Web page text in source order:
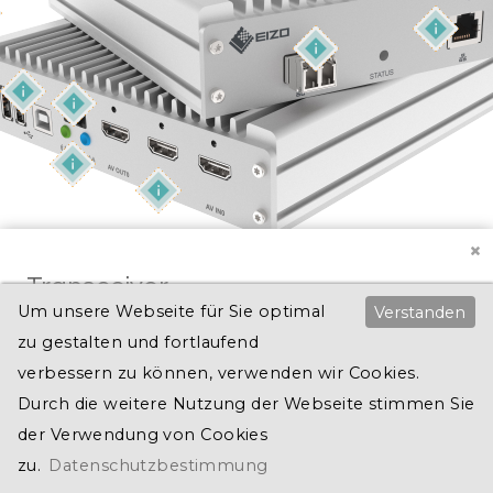
Transceiver
Die Kernfunktionalität von CuratOR Alipe ist in der Hardware-
Komponente der IP-Transceiver enthalten, die als Encoder und als
Decoder eingesetzt werden können (Transceiver).
Verstanden
Um unsere Webseite für Sie optimal
zu gestalten und fortlaufend
verbessern zu können, verwenden wir Cookies.
Durch die weitere Nutzung der Webseite stimmen Sie
der Verwendung von Cookies
zu. Datenschutzbestimmung